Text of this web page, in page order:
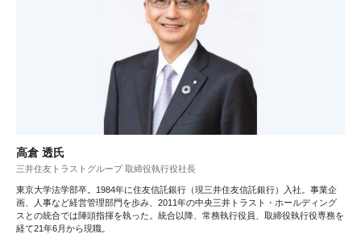
高倉 透氏
三井住友トラストグループ 取締役執行役社長
東京大学法学部卒。1984年に住友信託銀行（現三井住友信託銀行）入社。事業企
画、人事など経営管理部門を歩み、2011年の中央三井トラスト・ホールディング
スとの統合では陣頭指揮を執った。統合以降、常務執行役員、取締役執行役専務を
経て21年6月から現職。